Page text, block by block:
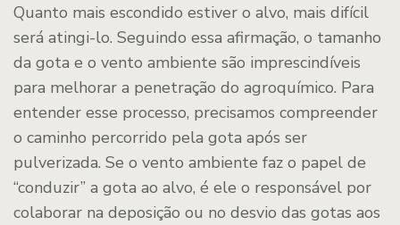
Quanto mais escondido estiver o alvo, mais difícil
será atingi-lo. Seguindo essa afirmação, o tamanho
da gota e o vento ambiente são imprescindíveis
para melhorar a penetração do agroquímico. Para
entender esse processo, precisamos compreender
o caminho percorrido pela gota após ser
pulverizada. Se o vento ambiente faz o papel de
“conduzir” a gota ao alvo, é ele o responsável por
colaborar na deposição ou no desvio das gotas aos